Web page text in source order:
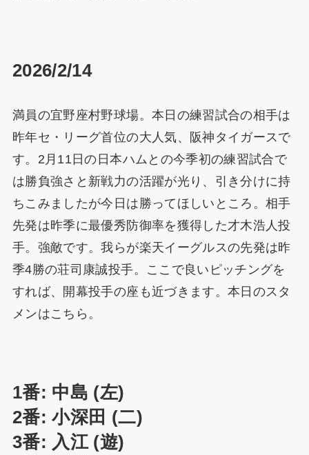
2026/2/14
満員の宜野座村野球場。本日の練習試合の相手は
昨年セ・リーグ首位の大人気、阪神タイガースで
す。2月11日の日本ハムとの今季初の練習試合で
は勝負強さと新戦力の活躍が光り、引き分けに持
ちこみましたが今日は勝ってほしいところ。相手
先発は昨季に最優秀防御率を獲得した才木浩人投
手。強敵です。我らが楽天イーグルスの先発は昨
季4勝の荘司康誠投手。ここで良いピッチングを
すれば、開幕投手の座も近づきます。本日のスタ
メンはこちら。
1番: 中島 (左)
2番: 小深田 (二)
3番: 入江 (遊)